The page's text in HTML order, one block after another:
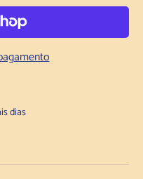
dias